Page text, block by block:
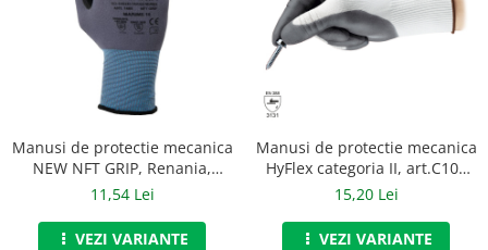
Pantofi fara protectie
Protectie chimica
Manusi
Manusi fibre speciale
Manusi de protectie mecanica
NEW NFT GRIP, Renania,
categoria II, art. 9C67
11,54 Lei
VEZI VARIANTE
Manusi de protectie mecanica
HyFlex categoria II, art.C109
(11-800)
15,20 Lei
VEZI VARIANTE